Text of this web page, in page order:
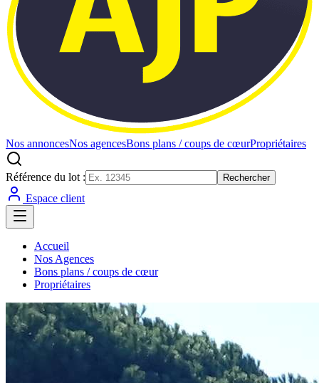
Nos annoncesNos agencesBons plans / coups de cœurPropriétaires
Référence du lot : Rechercher
Espace client
Accueil
Nos Agences
Bons plans / coups de cœur
Propriétaires